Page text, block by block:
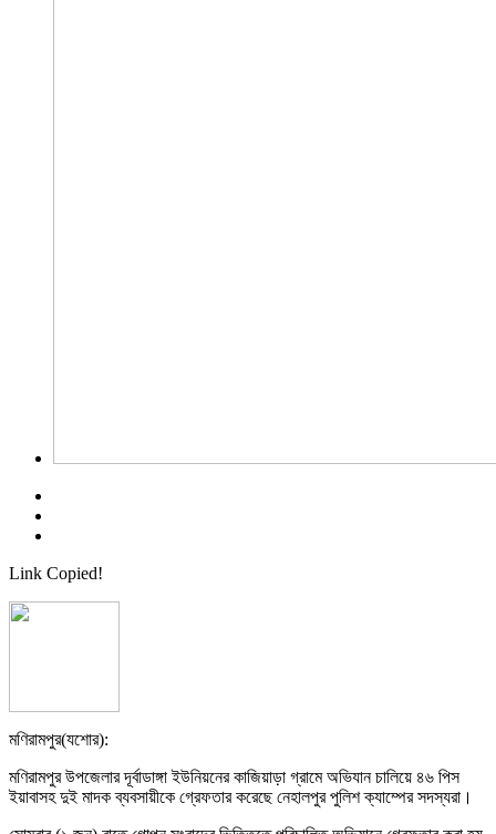
Link Copied!
মণিরামপুর(যশোর):
মণিরামপুর উপজেলার দূর্বাডাঙ্গা ইউনিয়নের কাজিয়াড়া গ্রামে অভিযান চালিয়ে ৪৬ পিস
ইয়াবাসহ দুই মাদক ব্যবসায়ীকে গ্রেফতার করেছে নেহালপুর পুলিশ ক্যাম্পের সদস্যরা।